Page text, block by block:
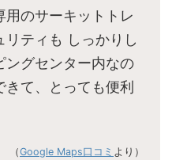
のサーキットトレ
ティも しっかりし
ングセンター内なの
きて、とっても便利
（Google Maps口コミ より）